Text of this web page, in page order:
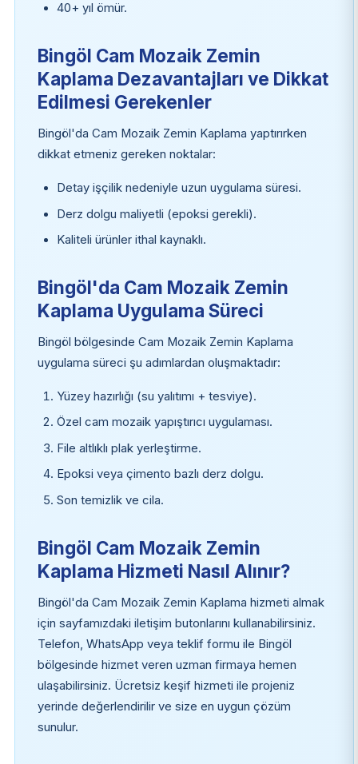
40+ yıl ömür.
Bingöl Cam Mozaik Zemin
Kaplama Dezavantajları ve Dikkat
Edilmesi Gerekenler
Bingöl'da Cam Mozaik Zemin Kaplama yaptırırken
dikkat etmeniz gereken noktalar:
Detay işçilik nedeniyle uzun uygulama süresi.
Derz dolgu maliyetli (epoksi gerekli).
Kaliteli ürünler ithal kaynaklı.
Bingöl'da Cam Mozaik Zemin
Kaplama Uygulama Süreci
Bingöl bölgesinde Cam Mozaik Zemin Kaplama
uygulama süreci şu adımlardan oluşmaktadır:
Yüzey hazırlığı (su yalıtımı + tesviye).
Özel cam mozaik yapıştırıcı uygulaması.
File altlıklı plak yerleştirme.
Epoksi veya çimento bazlı derz dolgu.
Son temizlik ve cila.
Bingöl Cam Mozaik Zemin
Kaplama Hizmeti Nasıl Alınır?
Bingöl'da Cam Mozaik Zemin Kaplama hizmeti almak
için sayfamızdaki iletişim butonlarını kullanabilirsiniz.
Telefon, WhatsApp veya teklif formu ile Bingöl
bölgesinde hizmet veren uzman firmaya hemen
ulaşabilirsiniz. Ücretsiz keşif hizmeti ile projeniz
yerinde değerlendirilir ve size en uygun çözüm
sunulur.